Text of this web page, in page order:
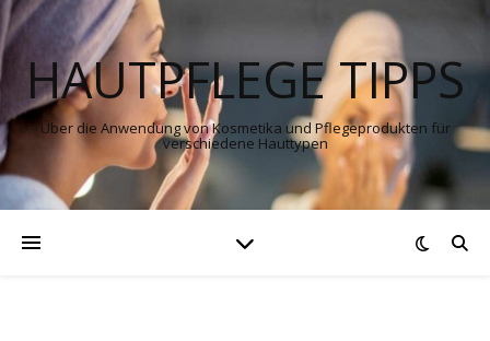
HAUTPFLEGE TIPPS
Über die Anwendung von Kosmetika und Pflegeprodukten für
verschiedene Hauttypen